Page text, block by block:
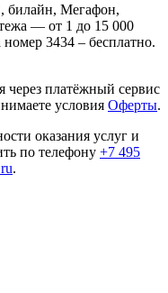
билайн, Мегафон,
— от 1 до 15 000
3434 – бесплатно.
платёжный сервис
условия Оферты.
оказания услуг и
по телефону +7 495
.